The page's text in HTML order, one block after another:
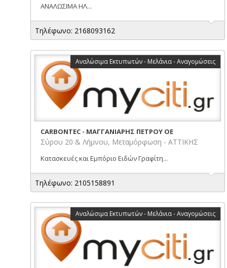
ΑΝΑΛΩΣΙΜΑ ΗΛ...
Τηλέφωνο: 2168093162
Αναλώσιμα Εκτυπωτών - Μελάνια - Αναγομώσεις
CARBONTEC - ΜΑΓΓΑΝΙΑΡΗΣ ΠΕΤΡΟΥ ΟΕ
Σύρου 20 & Λήμνου, Μεταμόρφωση - ΑΤΤΙΚΗΣ
Κατασκευές και Εμπόριο Ειδών Γραφίτη...
Τηλέφωνο: 2105158891
Αναλώσιμα Εκτυπωτών - Μελάνια - Αναγομώσεις